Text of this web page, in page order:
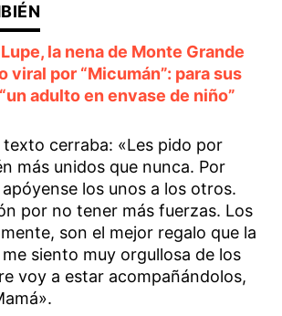
la nena de Monte Grande
viral por “Micumán”: para sus
adulto en envase de niño”
texto cerraba: «Les pido por
más unidos que nunca. Por
los unos a los otros.
por no tener más fuerzas. Los
son el mejor regalo que la
siento muy orgullosa de los
voy a estar acompañándolos,